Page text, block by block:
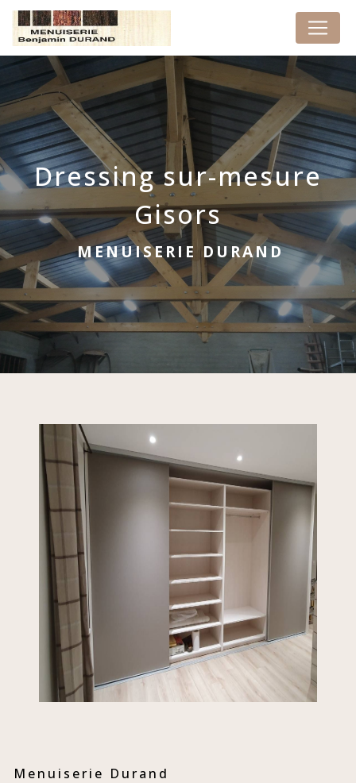
Dressing sur-mesure
Gisors
MENUISERIE DURAND
Menuiserie Durand
Panneau de gestion des cookies